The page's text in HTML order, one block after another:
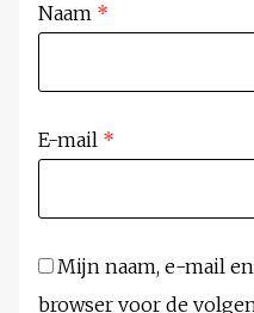
Naam *
E-mail *
Mijn naam, e-mail
browser voor de